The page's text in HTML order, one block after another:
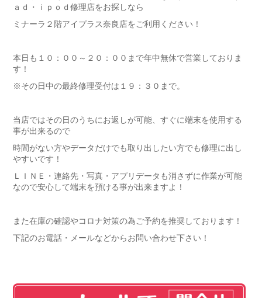
ａｄ・ｉｐｏｄ修理店をお探しなら
ミナーラ２階アイプラス奈良店をご利用ください！
本日も１０：００～２０：００まで年中無休で営業しておりま
す！
※その日中の最終修理受付は１９：３０まで。
当店ではその日のうちにお返しが可能、すぐに端末を使用する
事が出来るので
時間がない方やデータだけでも取り出したい方でも修理に出し
やすいです！
ＬＩＮＥ・連絡先・写真・アプリデータも消さずに作業が可能
なので安心して端末を預ける事が出来ますよ！
また在庫の確認やコロナ対策の為ご予約を推奨しております！
下記のお電話・メールなどからお問い合わせ下さい！